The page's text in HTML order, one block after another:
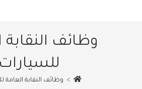
وظائف النقابة
للسيارات
> وظائف النقابة العامة